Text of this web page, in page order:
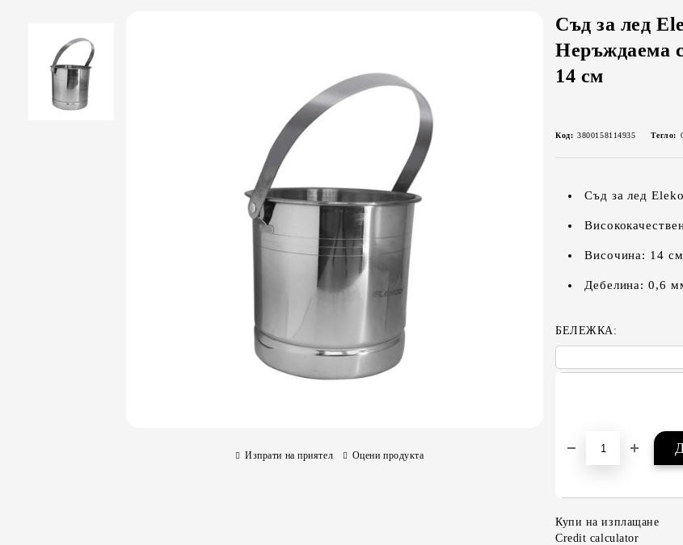
Съд за лед
Неръждаема
14 см
Код: 3800158114935 Тегло:
Съд за лед
Височина: 14 см
Дебелина: 0,6
БЕЛЕЖКА:
Купи на изплащане
Credit calculator
Изпрати на приятел Оцени продукта